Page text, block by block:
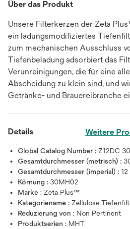
Über das Produkt
Unsere Filterkerzen der Zeta
ein ladungsmodifiziertes
zum mechanischen Ausschluss
Tiefenbeladung adsorbiert das
Verunreinigungen, die für eine
Abscheidung zu klein sind, und
Getränke- und Brauereibranche
Details Weitere
Global Catalog Number : Z12DC
Gesamtdurchmesser (metrisch) :
Gesamtdurchmesser (imperial) : 12
Körnung : 30MH02
Marke : Zeta Plus™
Kategoriename : Zellulose-
Reduzierung von : Non Pertinent
Produktserien : MHT